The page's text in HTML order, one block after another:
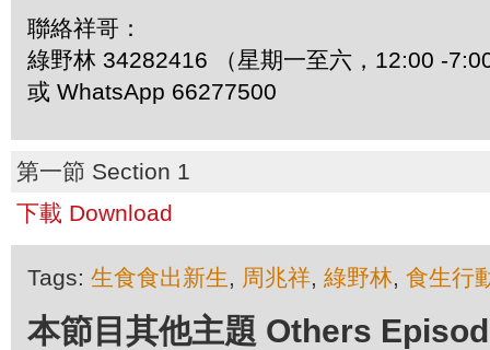
聯絡祥哥：
綠野林 34282416 （星期一至六，12:00 -
或 WhatsApp 66277500
第一節 Section 1
下載 Download
Tags: 生食食出新生, 周兆祥, 綠野林, 食生行
本節目其他主題 Others